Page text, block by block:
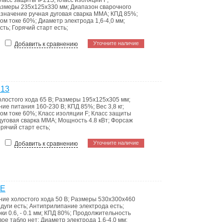
235х125х330 мм; Диапазон сварочного
ручная дуговая сварка ММА; КПД 85%;
токе 60%; Диаметр электрода 1,6-4,0 мм;
; Горячий старт есть;
Уточните наличие
Добавить к сравнению
хода 65 В; Размеры 195х125х305 мм;
питания 160-230 В; КПД 85%; Вес 3,8 кг;
токе 60%; Класс изоляции F; Класс защиты
сварка ММА; Мощность 4.8 кВт; Форсаж
старт есть;
Уточните наличие
Добавить к сравнению
холостого хода 50 В; Размеры 530х300х460
есть; Антиприлипание электрода есть;
0.6, - 0.1 мм; КПД 80%; Продолжительность
табло нет; Диаметр электрода 1,6-4,0 мм;